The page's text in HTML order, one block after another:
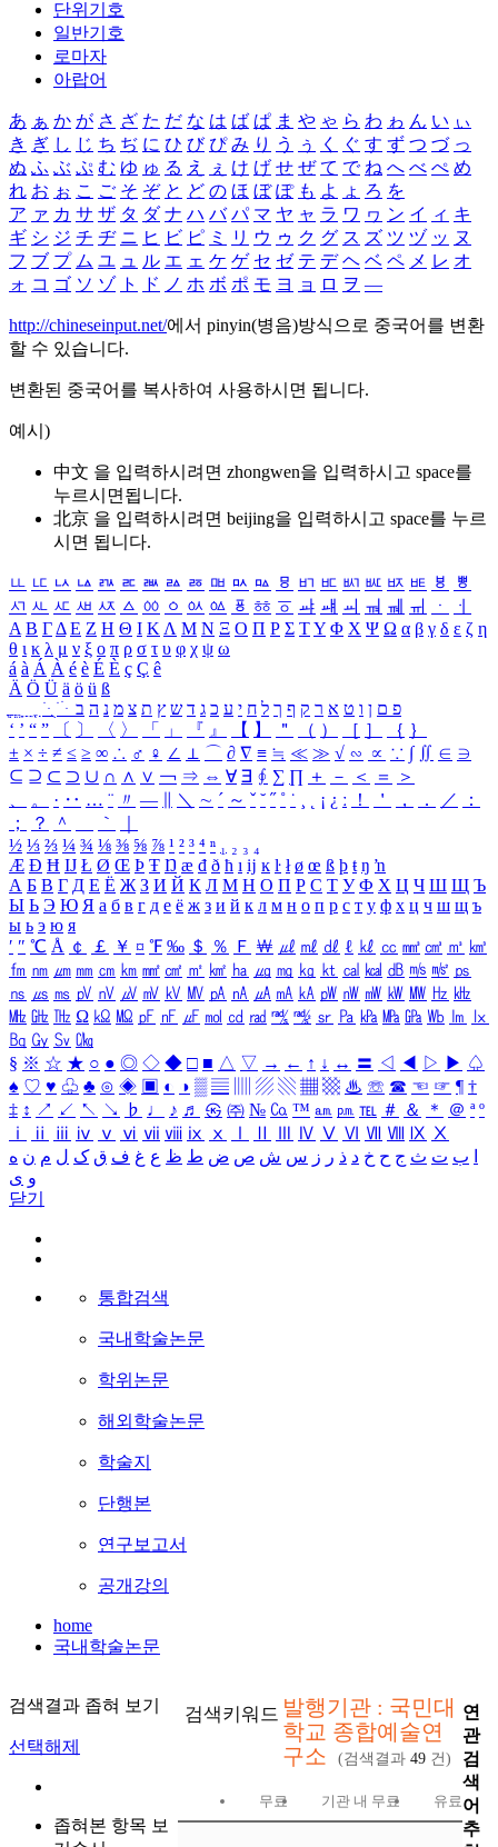
단위기호
일반기호
로마자
아랍어
あ ぁ か が さ ざ た だ な は ば ぱ ま や ゃ ら わ ゎ ん い ぃ
き ぎ し じ ち ぢ に ひ び ぴ み り う ぅ く ぐ す ず つ づ っ
ぬ ふ ぶ ぷ む ゆ ゅ る え ぇ け げ せ ぜ て で ね へ べ ぺ め
れ お ぉ こ ご そ ぞ と ど の ほ ぼ ぽ も よ ょ ろ を
ア ァ カ サ ザ タ ダ ナ ハ バ パ マ ヤ ャ ラ ワ ヮ ン イ ィ キ
ギ シ ジ チ ヂ ニ ヒ ビ ピ ミ リ ウ ゥ ク グ ス ズ ツ ヅ ッ ヌ
フ ブ プ ム ユ ュ ル エ ェ ケ ゲ セ ゼ テ デ ヘ ベ ペ メ レ オ
ォ コ ゴ ソ ゾ ト ド ノ ホ ボ ポ モ ヨ ョ ロ ヲ ―
http://chineseinput.net/에서 pinyin(병음)방식으로 중국어를 변환
할 수 있습니다.
변환된 중국어를 복사하여 사용하시면 됩니다.
예시)
中文 을 입력하시려면 zhongwen을 입력하시고 space를
누르시면됩니다.
北京 을 입력하시려면 beijing을 입력하시고 space를 누르
시면 됩니다.
ㅥ ㅦ ㅧ ㅨ ㅩ ㅪ ㅫ ㅬ ㅭ ㅮ ㅯ ㅰ ㅱ ㅲ ㅳ ㅴ ㅵ ㅶ ㅷ ㅸ
ㅹ
ㅺ ㅻ ㅼ ㅽ ㅾ ㅿ ㆀ ㆁ ㆂ ㆃ ㆄ ㆅ ㆆ ㆇ ㆈ ㆉ ㆊ ㆋ ㆌ ㆍ
ㆎ
Α Β ΓΔ Ε Ζ Η Θ Ι ΚΛ Μ Ν Ξ Ο Π Ρ Σ ΤΥ Φ Χ Ψ Ω α β γ δ ε ζ η
θ ι κ λ μ ν ξ ο π ρ σ τ υ φ χ ψ ω
á à Á À é è É È ç Ç ê
Ä Ö Ü ä ö ü ß
ִֶֹ ֻּ ׁׂ פ ם ן ו ט א ר ק ף ך ל ח י ע כ ג ד ש ץ ת צ מ נ ה ב
‘ ’ “ ” 〔 〕 〈 〉 「 」 『 』 【 】 ＂ （ ） ［ ］ ｛ ｝
± × ÷ ≠ ≤ ≥ ∞ ∴ ♂ ♀ ∠ ⊥ ⌒ ∂ ∇ ≡ ≒ ≪ ≫ √ ∽ ∝ ∵ ∫ ∬ ∈ ∋
⊆ ⊇ ⊂ ⊃ ∪ ∩ ∧ ∨ ￢ ⇒ ⇔ ∀ ∃ ∮ ∑ ∏ ＋ － ＜ ＝
＞
、
。 · ‥ … ¨ 〃 ― ＼ ∼ ´ ～ ˇ ˘ ˝ ˚ ˙ ¸ ¡ ¿ ː ！ ＇ ， ． ／
：
；
？ ＾ ｀
½ ⅓ ⅔ ¼ ¾ ⅛ ⅜ ⅝ ⅞ ¹ ² ³ ⁴ ⁿ ₁ ₂ ₃ ₄
Æ Ð Ħ Ĳ Ł Ø Œ Þ Ŧ Ŋ æ đ ð ħ ı ĳ ĸ ŀ ł ø œ ß þ ŧ ŋ ŉ
А Б В Г Д Е Ё Ж З И Й К Л М Н О П Р С Т У Ф Х Ц Ч Ш Щ Ъ
Ы Ь Э Ю Я а б в г д е ё ж з и й к л м н о п р с т у ф х ц ч ш щ ъ
ы ь э ю я
′ ″ ℃ Å ￠ ￡ ￥ ¤ ℉ ‰ ＄ ％ Ｆ ￦ ㎕ ㎖ ㎗ ℓ ㎘ ㏄ ㎣ ㎤ ㎥ ㎦
㎙ ㎚ ㎛ ㎜ ㎝ ㎞ ㎟ ㎠ ㎡ ㎢ ㏊ ㎍ ㎎ ㎏ ㏏ ㎈ ㎉ ㏈ ㎧ ㎨ ㎰
㎱ ㎲ ㎳ ㎴ ㎵ ㎶ ㎷ ㎸ ㎹ ㎀ ㎁ ㎂ ㎃ ㎄ ㎺ ㎻ ㎽ ㎾ ㎿ ㎐ ㎑
㎒ ㎓ ㎔ Ω ㏀ ㏁ ㎊ ㎋ ㎌ ㏖ ㏅ ㎭ ㎮ ㎯ ㏛ ㎩ ㎪ ㎫ ㎬ ㏝ ㏐
㏓
㏃ ㏉ ㏜ ㏆
§ ※ ☆ ★ ○ ● ◎ ◇ ◆ □ ■ △ ▽ → ← ↑ ↓ ↔ 〓 ◁ ◀ ▷ ▶ ♤
♠ ♡ ♥ ♧ ♣ ⊙ ◈ ▣ ◐ ◑ ▒ ▤ ▨ ▧ ▦ ▩ ♨ ☏ ☎ ☜ ☞ ¶ †
‡ ↕ ↗ ↙ ↖ ↘ ♭ ♩ ♪ ♬ ㉿ ㈜ № ㏇ ™ ㏂ ㏘ ℡ ＃ ＆ ＊ ＠ ª º
ⅰ
ⅱ ⅲ ⅳ ⅴ ⅵ ⅶ ⅷ ⅸ ⅹ Ⅳ Ⅴ Ⅵ Ⅶ Ⅷ Ⅸ Ⅹ
ب ت ث ج ح خ د ذ ر ز س ش ص ض ط ظ ع غ ف ق ک ل م ن ه
و ی
닫기
통합검색
국내학술논문
학위논문
해외학술논문
학술지
단행본
연구보고서
공개강의
home
국내학술논문
검색결과 좁혀 보기
선택해제
좁혀본 항목 보
검색키워드 발행기관 : 국민대
학교 종합예술연
구소
(검색결과 49 건)
무료 기관 내 무료 유료
연
관
검
색
어
추